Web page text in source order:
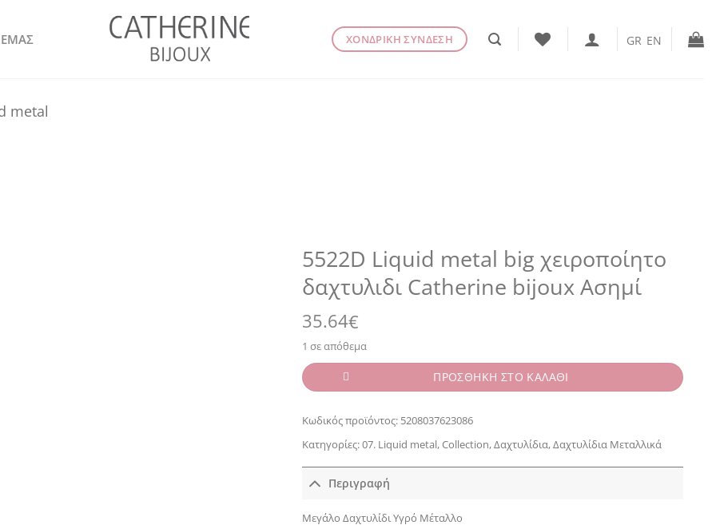
ΕΜΑΣ ΧΟΝΔΡΙΚΗ ΣΥΝΔΕΣΗ GR EN
metal
5522D Liquid metal big χειροποίητο
δαχτυλιδι Catherine bijoux Ασημί
35.64€
1 σε απόθεμα
ΠΡΟΣΘΗΚΗ ΣΤΟ ΚΑΛΑΘΙ
Κωδικός προϊόντος: 5208037623086
Κατηγορίες:07. Liquid metal,Collection,Δαχτυλίδια,Δαχτυλίδια Μεταλλικά
Περιγραφή
Μεγάλο Δαχτυλίδι Υγρό Μέταλλο